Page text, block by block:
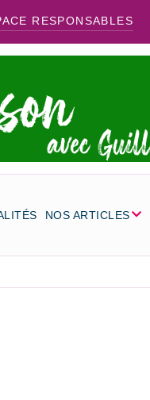
RESPONSABLES
NOS ARTICLES